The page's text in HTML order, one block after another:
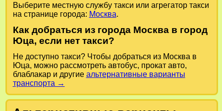
Выберите местную службу такси или агрегатор такси
на странице города: Москва.
Как добраться из города Москва в город
Юца, если нет такси?
Не доступно такси? Чтобы добраться из Москва в
Юца, можно рассмотреть автобус, прокат авто,
блаблакар и другие альтернативные варианты
транспорта →